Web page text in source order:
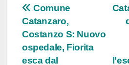
Navigazione
articoli
Comune
Catanzaro,
Costanzo S: Nuovo
ospedale, Fiorita
esca dal